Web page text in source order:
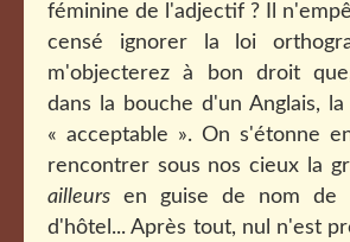
féminine de l'adjectif ? Il
censé ignorer la loi
m'objecterez à bon droit
dans la bouche d'un Anglais,
« acceptable ». On s'étonne
rencontrer sous nos cieux la
ailleurs en guise de nom de
d'hôtel... Après tout, nul n'est